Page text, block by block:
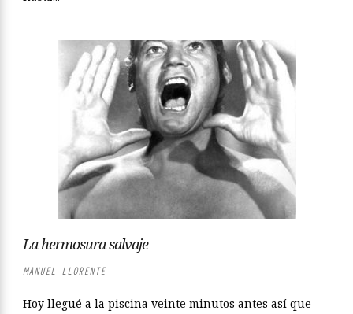
La hermosura salvaje
MANUEL LLORENTE
Hoy llegué a la piscina veinte minutos antes así que